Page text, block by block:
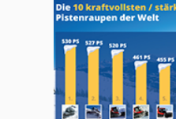
Wiesheu
Wiesheu Backofen
Wiesheu Ofen